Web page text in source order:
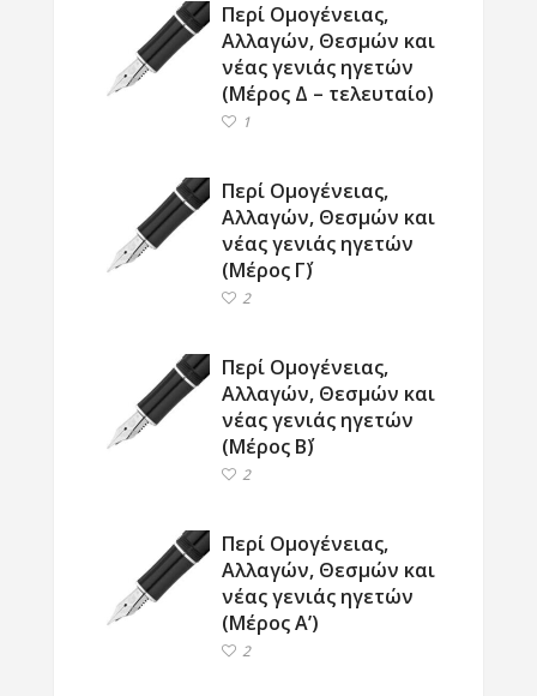
Περί Ομογένειας,
Αλλαγών, Θεσμών και
νέας γενιάς ηγετών
(Μέρος Δ – τελευταίο)
1
Περί Ομογένειας,
Αλλαγών, Θεσμών και
νέας γενιάς ηγετών
(Μέρος Γ΄)
2
Περί Ομογένειας,
Αλλαγών, Θεσμών και
νέας γενιάς ηγετών
(Μέρος Β΄)
2
Περί Ομογένειας,
Αλλαγών, Θεσμών και
νέας γενιάς ηγετών
(Μέρος Α’)
2